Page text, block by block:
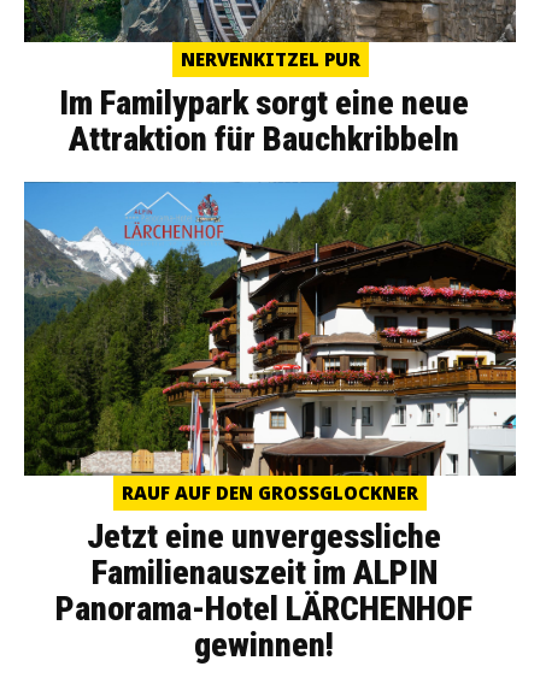
NERVENKITZEL PUR
Im Familypark sorgt eine neue
Attraktion für Bauchkribbeln
RAUF AUF DEN GROSSGLOCKNER
Jetzt eine unvergessliche
Familienauszeit im ALPIN
Panorama-Hotel LÄRCHENHOF
gewinnen!